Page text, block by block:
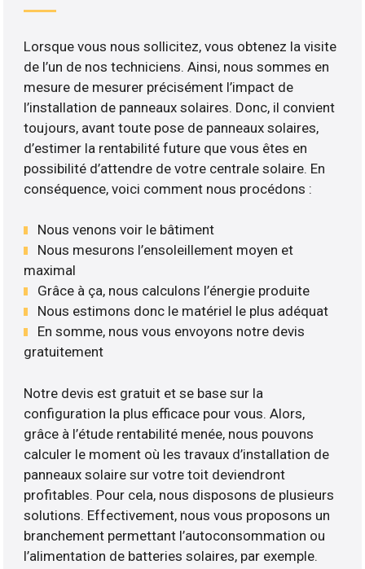
Lorsque vous nous sollicitez, vous obtenez la visite
de l’un de nos techniciens. Ainsi, nous sommes en
mesure de mesurer précisément l’impact de
l’installation de panneaux solaires. Donc, il convient
toujours, avant toute pose de panneaux solaires,
d’estimer la rentabilité future que vous êtes en
possibilité d’attendre de votre centrale solaire. En
conséquence, voici comment nous procédons :
Nous venons voir le bâtiment
Nous mesurons l’ensoleillement moyen et
maximal
Grâce à ça, nous calculons l’énergie produite
Nous estimons donc le matériel le plus adéquat
En somme, nous vous envoyons notre devis
gratuitement
Notre devis est gratuit et se base sur la
configuration la plus efficace pour vous. Alors,
grâce à l’étude rentabilité menée, nous pouvons
calculer le moment où les travaux d’installation de
panneaux solaire sur votre toit deviendront
profitables. Pour cela, nous disposons de plusieurs
solutions. Effectivement, nous vous proposons un
branchement permettant l’autoconsommation ou
l’alimentation de batteries solaires, par exemple.